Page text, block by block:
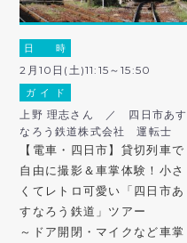
日 時
2月10日(土)11:15～15:50
ガ イ ド
上野 理志さん ／ 四日市あす
なろう鉄道株式会社 運転士
【電車・四日市】貸切列車で
自由に撮影＆車掌体験！小さ
くてレトロ可愛い「四日市あ
すなろう鉄道」ツアー
～ドア開閉・マイクなど車掌